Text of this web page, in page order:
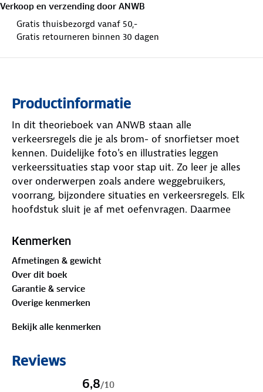
Verkoop en verzending door ANWB
Gratis thuisbezorgd vanaf 50,-
Gratis retourneren binnen 30 dagen
Productinformatie
In dit theorieboek van ANWB staan alle
verkeersregels die je als brom- of snorfietser moet
kennen. Duidelijke foto's en illustraties leggen
verkeerssituaties stap voor stap uit. Zo leer je alles
over onderwerpen zoals andere weggebruikers,
voorrang, bijzondere situaties en verkeersregels. Elk
hoofdstuk sluit je af met oefenvragen. Daarmee
Wil je testen of je de theorie goed beheerst? Oefen
dan in je eigen online omgeving voor AM Brommer
van de ANWB. Je krijgt toegang tot:
8 volledige AM-examens (ingesproken)
Verkeersbordentrainer
Kenmerken
Afmetingen & gewicht
Over dit boek
Garantie & service
Overige kenmerken
Bekijk alle kenmerken
Reviews
6,8/10